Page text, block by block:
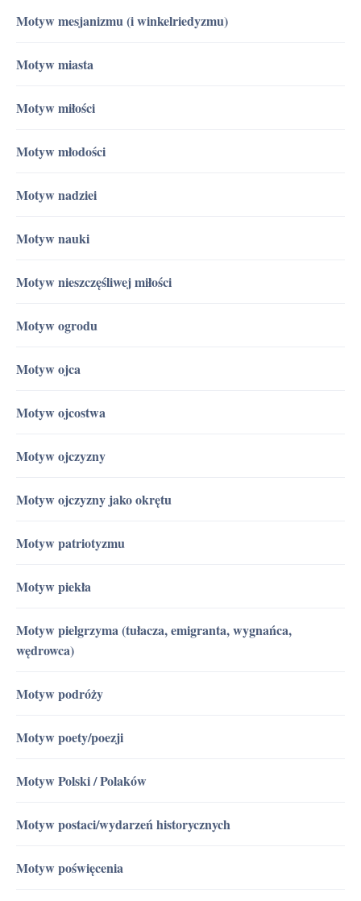
Motyw mesjanizmu (i winkelriedyzmu)
Motyw miasta
Motyw miłości
Motyw młodości
Motyw nadziei
Motyw nauki
Motyw nieszczęśliwej miłości
Motyw ogrodu
Motyw ojca
Motyw ojcostwa
Motyw ojczyzny
Motyw ojczyzny jako okrętu
Motyw patriotyzmu
Motyw piekła
Motyw pielgrzyma (tułacza, emigranta, wygnańca,
wędrowca)
Motyw podróży
Motyw poety/poezji
Motyw Polski / Polaków
Motyw postaci/wydarzeń historycznych
Motyw poświęcenia